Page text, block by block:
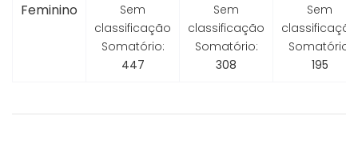
Feminino
Sem
classificação
Somatório:
447
Sem
classificação
Somatório:
308
Sem
classificação
Somatório:
195